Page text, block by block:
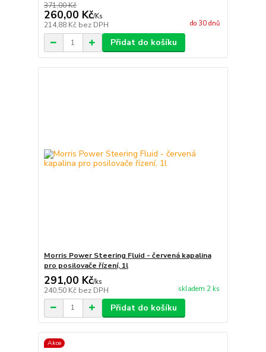
371,00 Kč
260,00 Kč/Ks
214,88 Kč bez DPH do 30 dnů
Přidat do košíku
Morris Power Steering Fluid - červená kapalina
pro posilovače řízení, 1l
291,00 Kč/ks
240,50 Kč bez DPH skladem 2 ks
Přidat do košíku
Akce